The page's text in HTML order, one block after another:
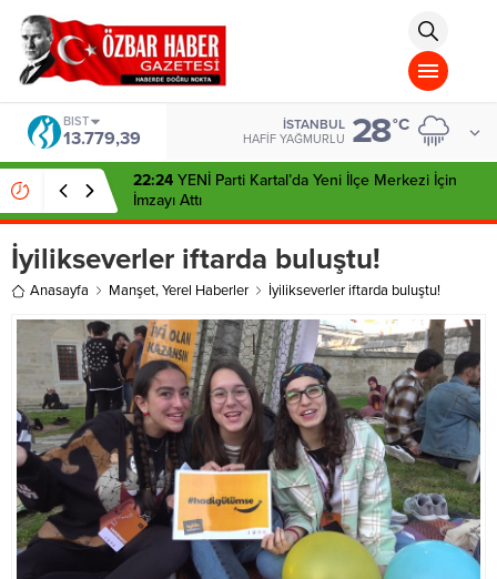
islami
chat
omegla
türk
sohbet
cinsel
sohbet
dini
chat
BIST
13.779,39
İSTANBUL
HAFIF YAĞMURLU 28°C
22:24 YENİ Parti Kartal’da Yeni İlçe Merkezi İçin
İmzayı Attı
İyilikseverler iftarda buluştu!
Anasayfa Manşet,Yerel Haberler İyilikseverler iftarda buluştu!